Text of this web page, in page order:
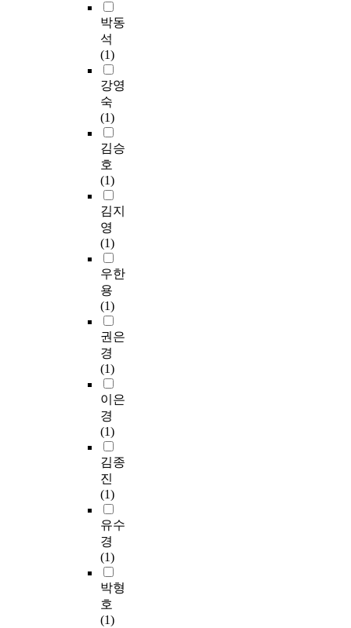
박동
석
(1)
강영
숙
(1)
김승
호
(1)
김지
영
(1)
우한
용
(1)
권은
경
(1)
이은
경
(1)
김종
진
(1)
유수
경
(1)
박형
호
(1)